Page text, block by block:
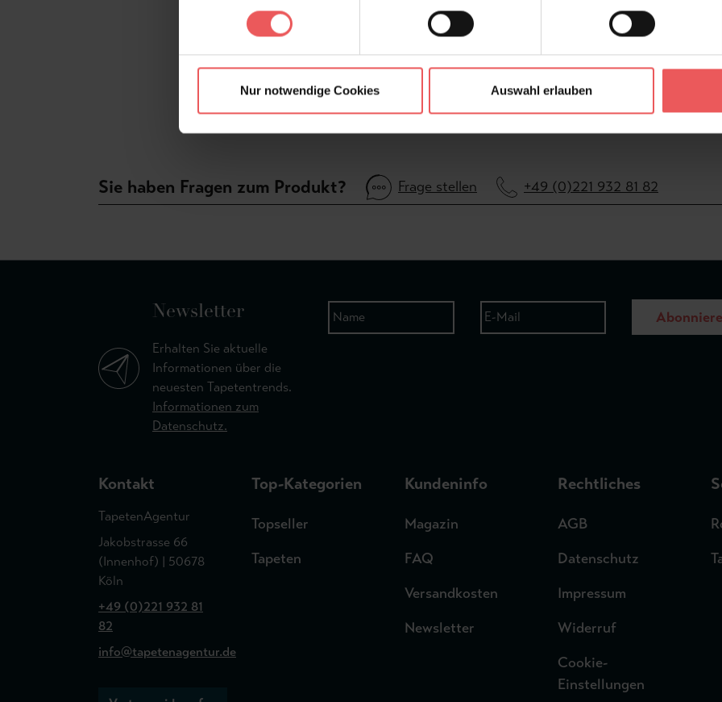
Nur notwendige Cookies Auswahl erlauben
Sie haben Fragen zum Produkt? Frage stellen +49 (0)221 932 81 82
Newsletter
Erhalten Sie aktuelle
Informationen über die
neuesten Tapetentrends.
Informationen zum
Datenschutz.
Kontakt
TapetenAgentur
Jakobstrasse 66
(Innenhof) | 50678
Köln
+49 (0)221 932 81
82
info@tapetenagentur.de
Top-Kategorien
Topseller
Tapeten
Kundeninfo
Magazin
FAQ
Versandkosten
Newsletter
Rechtliches
AGB
Datenschutz
Impressum
Widerruf
Cookie-
Einstellungen